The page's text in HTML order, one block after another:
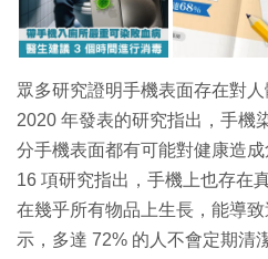
眾多研究證明手機表面存在對
2020 年發表的研究指出，手機
分手機表面都有可能對健康造
16 項研究指出，手機上也存在
在幾乎所有物品上生長，能導
示，多達 72% 的人不會定期清